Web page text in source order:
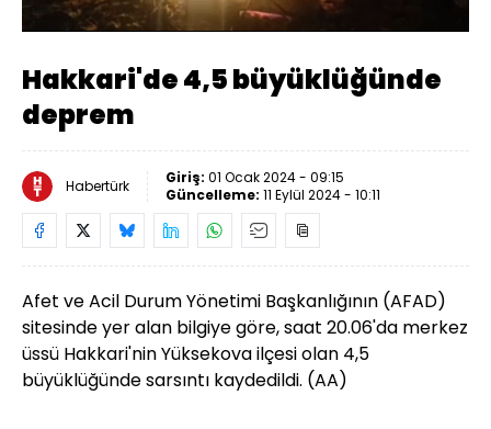
Sesi
Aç
Hızı
Hakkari'de 4,5 büyüklüğünde
deprem
Habertürk Giriş: 01 Ocak 2024 - 09:15
Güncelleme: 11 Eylül 2024 - 10:11
Afet ve Acil Durum Yönetimi Başkanlığının (AFAD)
sitesinde yer alan bilgiye göre, saat 20.06'da merkez
üssü Hakkari'nin Yüksekova ilçesi olan 4,5
büyüklüğünde sarsıntı kaydedildi. (AA)